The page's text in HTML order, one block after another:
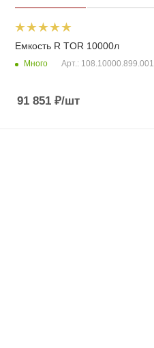
Емкость R TOR 10000л
Много Арт.: 108.10000.899.001
91 851 ₽/шт